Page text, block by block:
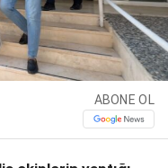
ABONE OL